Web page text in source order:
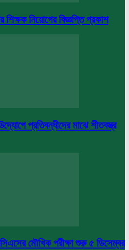
শিক্ষক নিয়োগের বিজ্ঞপ্তি প্রকাশ
প্রতিবন্ধীদের মাঝে শীতবস্ত্র
মৌখিক পরীক্ষা শুরু ৫ ডিসেম্বর